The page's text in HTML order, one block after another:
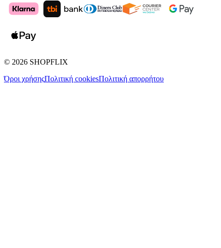
© 2026 SHOPFLIX
Όροι χρήσηςΠολιτική cookiesΠολιτική απορρήτου